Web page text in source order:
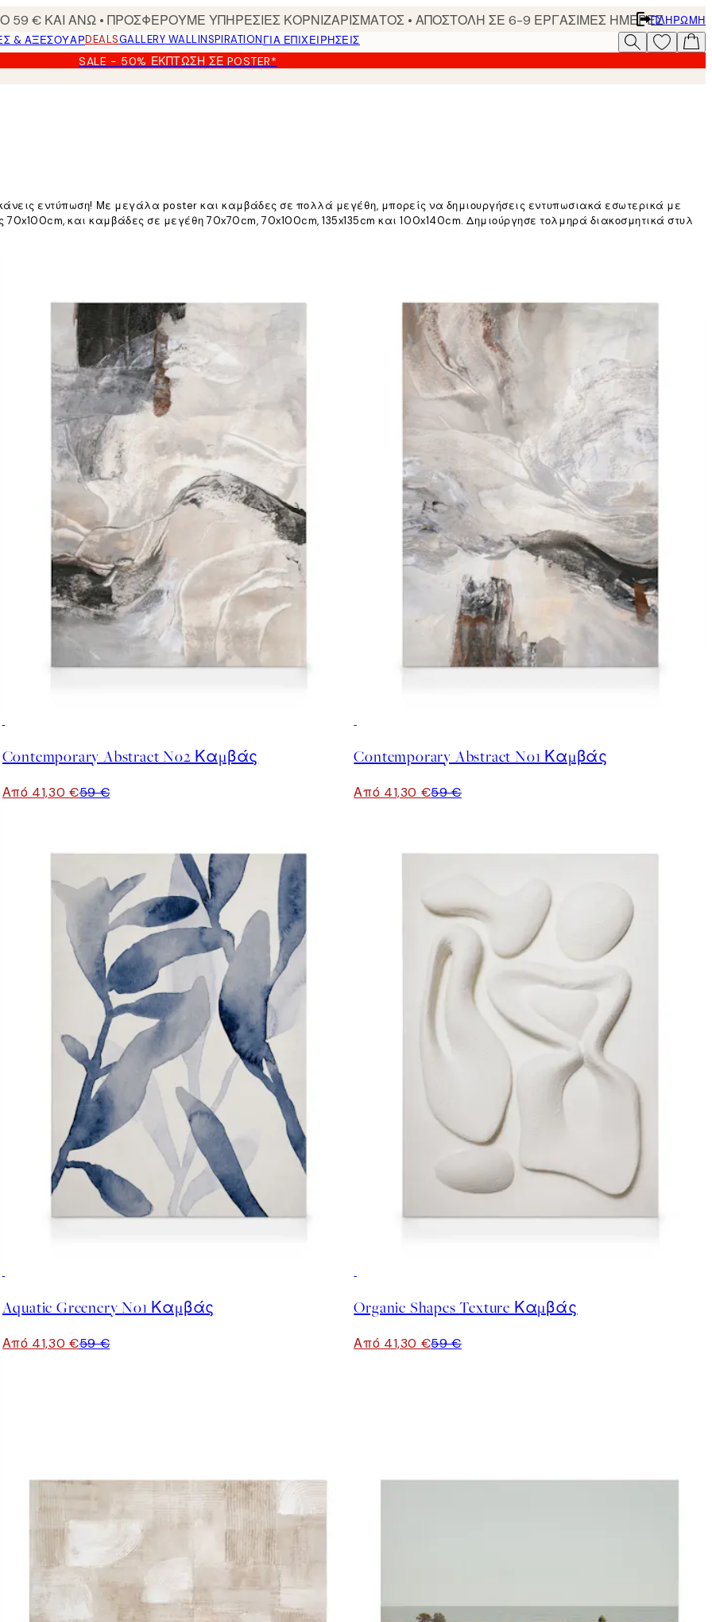
€ ΚΑΙ ΑΝΩ • ΠΡΟΣΦΕΡΟΥΜΕ ΥΠΗΡΕΣΙΕΣ ΚΟΡΝΙΖΑΡΙΣΜΑΤΟΣ • ΑΠΟΣΤΟΛΗ ΣΕ 6-9 ΕΡΓΑΣΙΜΕΣ ΗΜΕΡΕΣΠΛΗΡΩΜΉ
& ΑΞΕΣΟΥΆΡDEALSGALLERY WALLINSPIRATIONΓΙΑ ΕΠΙΧΕΙΡΗΣΕΙΣ
SALE - 50% ΈΚΠΤΩΣΗ ΣΕ POSTER*
εντύπωση! Με μεγάλα poster και καμβάδες σε πολλά μεγέθη, μπορείς να δημιουργήσεις εντυπωσιακά εσωτερικά με
και καμβάδες σε μεγέθη 70x70cm, 70x100cm, 135x135cm και 100x140cm. Δημιούργησε τολμηρά διακοσμητικά στυλ
Contemporary Abstract No2 Καμβάς
Από 41,30 €59 €
Contemporary Abstract No1 Καμβάς
Από 41,30 €59 €
Aquatic Greenery No1 Καμβάς
Από 41,30 €59 €
Organic Shapes Texture Καμβάς
Από 41,30 €59 €